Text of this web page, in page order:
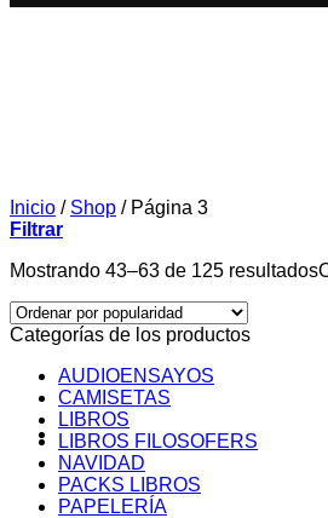
Inicio / Shop /Página 3
Filtrar
Mostrando 43–63 de 125 resultados
Categorías de los productos
AUDIOENSAYOS
CAMISETAS
LIBROS
LIBROS FILOSOFERS
NAVIDAD
PACKS LIBROS
PAPELERÍA